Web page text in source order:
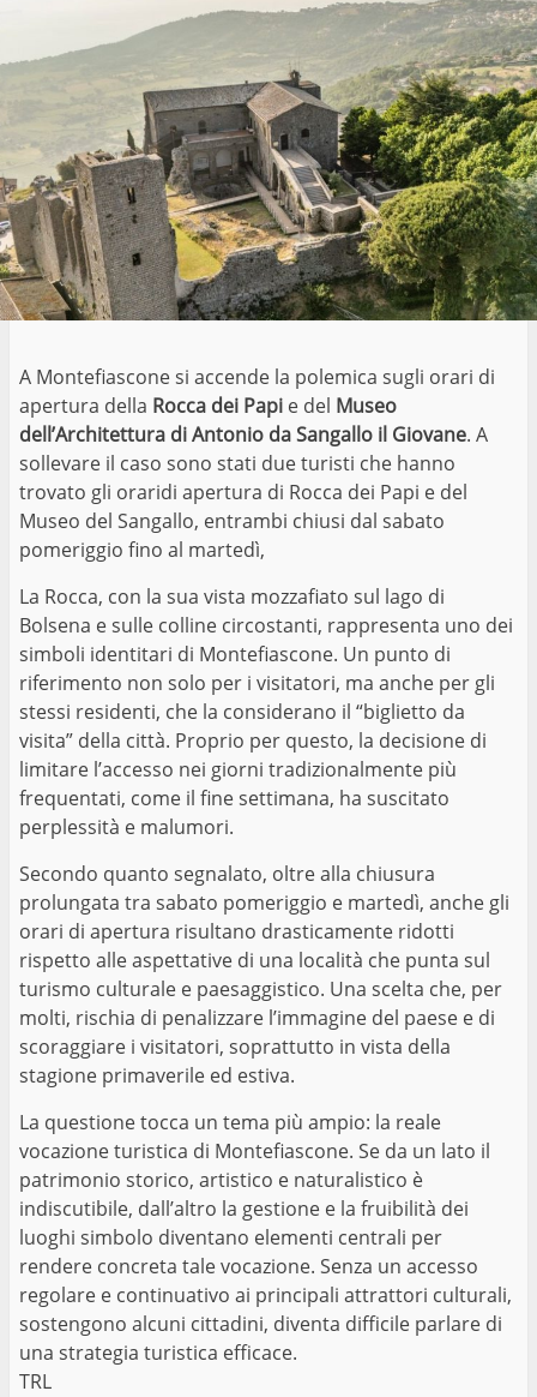
A Montefiascone si accende la polemica sugli orari di
apertura della Rocca dei Papi e del Museo
dell’Architettura di Antonio da Sangallo il Giovane. A
sollevare il caso sono stati due turisti che hanno
trovato gli oraridi apertura di Rocca dei Papi e del
Museo del Sangallo, entrambi chiusi dal sabato
pomeriggio fino al martedì,
La Rocca, con la sua vista mozzafiato sul lago di
Bolsena e sulle colline circostanti, rappresenta uno dei
simboli identitari di Montefiascone. Un punto di
riferimento non solo per i visitatori, ma anche per gli
stessi residenti, che la considerano il “biglietto da
visita” della città. Proprio per questo, la decisione di
limitare l’accesso nei giorni tradizionalmente più
frequentati, come il fine settimana, ha suscitato
perplessità e malumori.
Secondo quanto segnalato, oltre alla chiusura
prolungata tra sabato pomeriggio e martedì, anche gli
orari di apertura risultano drasticamente ridotti
rispetto alle aspettative di una località che punta sul
turismo culturale e paesaggistico. Una scelta che, per
molti, rischia di penalizzare l’immagine del paese e di
scoraggiare i visitatori, soprattutto in vista della
stagione primaverile ed estiva.
La questione tocca un tema più ampio: la reale
vocazione turistica di Montefiascone. Se da un lato il
patrimonio storico, artistico e naturalistico è
indiscutibile, dall’altro la gestione e la fruibilità dei
luoghi simbolo diventano elementi centrali per
rendere concreta tale vocazione. Senza un accesso
regolare e continuativo ai principali attrattori culturali,
sostengono alcuni cittadini, diventa difficile parlare di
una strategia turistica efficace.
TRL